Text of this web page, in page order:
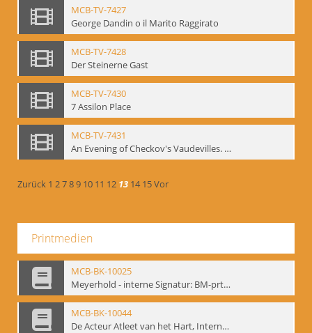
MCB-TV-7427
George Dandin o il Marito Raggirato
MCB-TV-7428
Der Steinerne Gast
MCB-TV-7430
7 Assilon Place
MCB-TV-7431
An Evening of Checkov's Vaudevilles. The Evils of Tobacco, The Bear, The Marriage Proposal
Zurück 1 2789 10 11 12 13 14 15Vor
Printmedien
MCB-BK-10025
Meyerhold - interne Signatur: BM-prt-233
MCB-BK-10044
De Acteur Atleet van het Hart, Internationale Konferenz, Gent, 17.11.2004 - interne Signatur: BM-prt-253